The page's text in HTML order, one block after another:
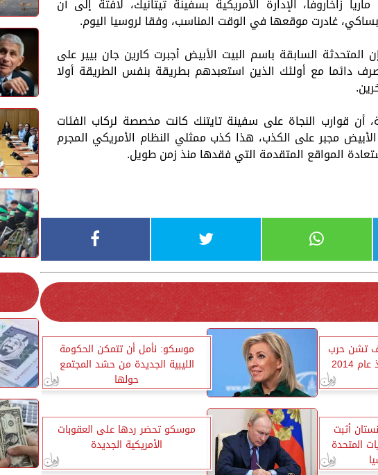
زاخاروفا، الإدارة الأمريكية بسفينة تيتانيك، لافتة إلى أن
غادرت موقعها في الوقت المناسب، وفقا لروسيا اليوم.
المتحدثة السابقة باسم البيت الأبيض أجبرت كارين جان بيير على
دائما مع أولئك الذين استعبدهم بطريقة بنفس الطريقة أولا
أن قوارب النجاة على سفينة تايتنك كانت مخصصة لركاب الفئات
الأبيض مجبر على الكذب، هذا كذب ممثلي النظام الأمريكي المجرم
المواقع المتقدمة التي فقدها منذ زمن طويل.
تشن حرب
موسكو: نأمل أن تتمكن الحكومة
الليبية الجديدة من حشد المجتمع
حولها
أثبت
المتحدة
موسكو تحضر ردها على العقوبات
الأمريكية الجديدة